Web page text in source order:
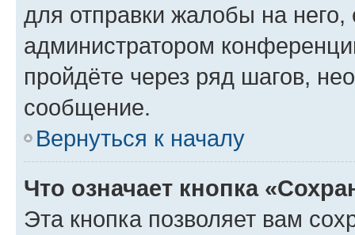
для отправки жалобы на
администратором
пройдёте через ряд шагов,
сообщение.
Вернуться к началу
Что означает кнопка
Эта кнопка позволяет вам